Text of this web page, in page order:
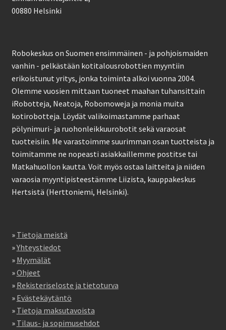
00880 Helsinki
Robokeskus on Suomen ensimmäinen - ja pohjoismaiden
vanhin - pelkästään kotitalousrobottien myyntiin
erikoistunut yritys, jonka toiminta alkoi vuonna 2004.
Olemme vuosien mittaan tuoneet maahan tuhansittain
iRobotteja, Neatoja, Robomoweja ja monia muita
kotirobotteja. Löydät valikoimastamme parhaat
pölynimuri- ja ruohonleikkuurobotit sekä varaosat
tuotteisiin. Me varastoimme suurimman osan tuotteista ja
toimitamme ne nopeasti asiakkaillemme postitse tai
Matkahuollon kautta. Voit myös ostaa laitteita ja niiden
varaosia myyntipisteestämme Liizista, kauppakeskus
Hertsistä (Herttoniemi, Helsinki).
» Tietoja meistä
»Yhteystiedot
» Myymälät
»Ohjeet
» Rekisteriseloste ja tietoturva
» Evästekäytäntö
» Tietoja maksutavoista
» Tilaus- ja sopimusehdot